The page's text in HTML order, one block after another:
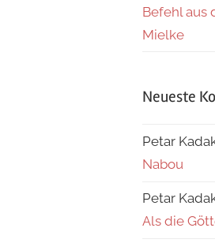
Befehl aus
Mielke
Neueste
Petar
Nabou
Petar
Als die